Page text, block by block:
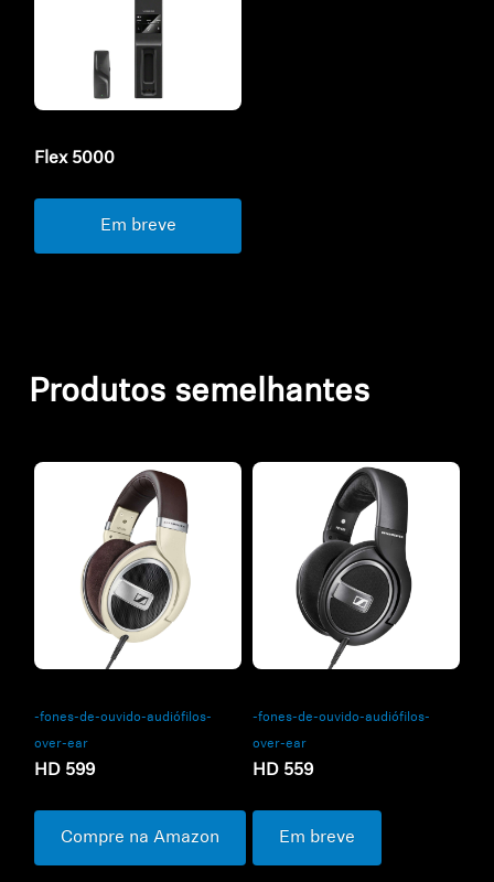
Flex 5000
Em breve
Produtos semelhantes
-fones-de-ouvido-audiófilos-
over-ear
HD 599
Compre na Amazon
-fones-de-ouvido-audiófilos-
over-ear
HD 559
Em breve